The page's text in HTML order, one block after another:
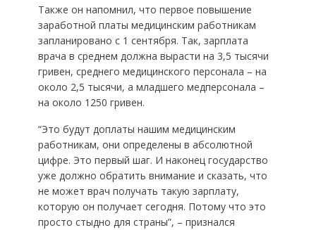
Также он напомнил, что первое повышение
заработной платы медицинским работникам
запланировано с 1 сентября. Так, зарплата
врача в среднем должна вырасти на 3,5 тысячи
гривен, среднего медицинского персонала – на
около 2,5 тысячи, а младшего медперсонала –
на около 1250 гривен.
“Это будут доплаты нашим медицинским
работникам, они определены в абсолютной
цифре. Это первый шаг. И наконец государство
уже должно обратить внимание и сказать, что
не может врач получать такую ​​зарплату,
которую он получает сегодня. Потому что это
просто стыдно для страны”, – признался